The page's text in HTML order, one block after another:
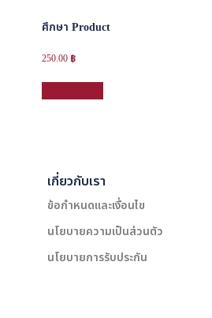
ศึกษา Product
250.00 ฿
เกี่ยวกับเรา
ข้อกำหนดและเงื่อนไข
นโยบายความเป็นส่วนตัว
นโยบายการรับประกัน